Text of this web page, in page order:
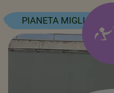
PIANETA MIGLIORE